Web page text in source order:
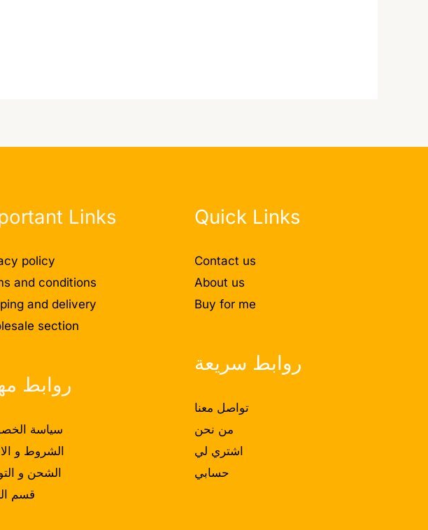
Quick Links
Contact us
About us
Buy for me
روابط سريعة
تواصل معنا
من نحن
اشتري لي
حسابي
Links
policy
and conditions
and delivery
section
روابط
سياسة
الشروط و
الشحن و
قسم